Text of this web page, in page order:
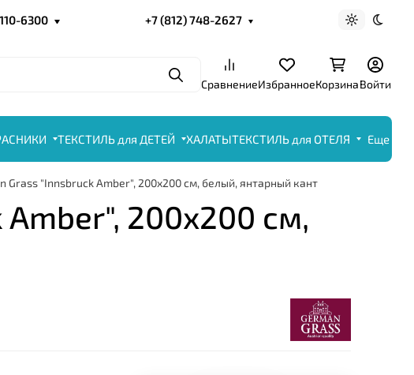
6300 +7 (812) 748-2627 Светлая
ПоискСравнениеИзбранноеКорзинаВойти
ТЕКСТИЛЬ для ДЕТЕЙ ХАЛАТЫТЕКСТИЛЬ для ОТЕЛЯ Еще
Grass "Innsbruck Amber", 200x200 см, белый, янтарный кант
200x200 см,